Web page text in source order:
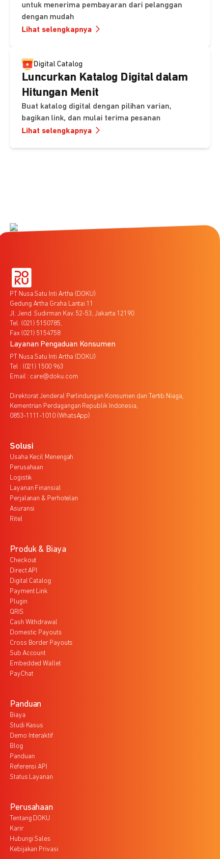
untuk menerima pembayaran dari pelanggan
dengan mudah
Lihat selengkapnya
Digital Catalog
Luncurkan Katalog Digital dalam
Hitungan Menit
Buat katalog digital dengan pilihan varian,
bagikan link, dan mulai terima pesanan
Lihat selengkapnya
PT Nusa Satu Inti Artha (DOKU)
Gedung Artha Graha Lantai 11
Jl. Jend. Sudirman Kav. 52-53, Jakarta 12190
Tel. (021) 5150785,
Fax (021) 5154758
Layanan Pengaduan Konsumen
PT Nusa Satu Inti Artha (DOKU)
Tel : (021) 1500 963
Email : care@doku.com
Direktorat Jenderal Perlindungan Konsumen dan Tertib Niaga,
Kementrian Perdagangan Republik Indonesia,
0853-1111-1010 (WhatsApp)
Solusi
Usaha Kecil Menengah
Perusahaan
Logistik
Layanan Finansial
Perjalanan & Perhotelan
Asuransi
Ritel
Produk & Biaya
Checkout
Direct API
Digital Catalog
Payment Link
Plugin
QRIS
Cash Withdrawal
Domestic Payouts
Cross Border Payouts
Sub Account
Embedded Wallet
PayChat
Panduan
Biaya
Studi Kasus
Demo Interaktif
Blog
Panduan
Referensi API
Status Layanan
Perusahaan
Tentang DOKU
Karir
Hubungi Sales
Kebijakan Privasi